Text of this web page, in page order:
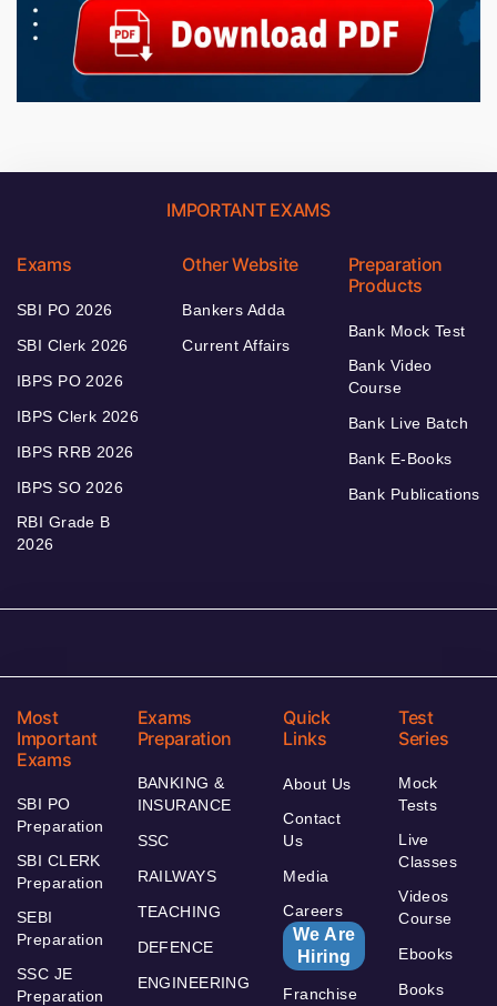
IMPORTANT EXAMS
Exams
SBI PO 2026
SBI Clerk 2026
IBPS PO 2026
IBPS Clerk 2026
IBPS RRB 2026
IBPS SO 2026
RBI Grade B
2026
Other Website
Bankers Adda
Current Affairs
Preparation
Products
Bank Mock Test
Bank Video
Course
Bank Live Batch
Bank E-Books
Bank Publications
Most
Important
Exams
SBI PO
Preparation
SBI CLERK
Preparation
SEBI
Preparation
SSC JE
Preparation
Exams
Preparation
BANKING &
INSURANCE
SSC
RAILWAYS
TEACHING
DEFENCE
ENGINEERING
Quick
Links
About Us
Contact
Us
Media
Careers
We Are
Hiring
Franchise
Test
Series
Mock
Tests
Live
Classes
Videos
Course
Ebooks
Books